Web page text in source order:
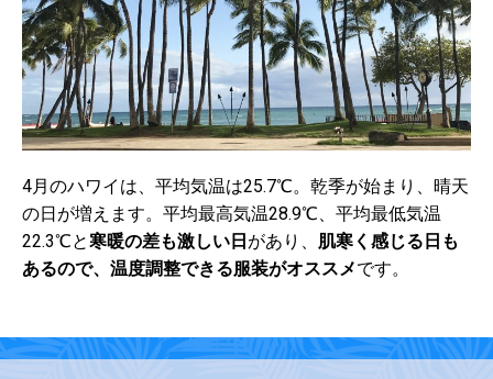
4月のハワイは、平均気温は25.7℃。乾季が始まり、晴天
の日が増えます。平均最高気温28.9℃、平均最低気温
22.3℃と寒暖の差も激しい日があり、 肌寒く感じる日も
あるので、温度調整できる服装がオススメです。